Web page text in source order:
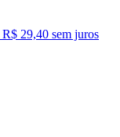
R$ 29,40 sem juros